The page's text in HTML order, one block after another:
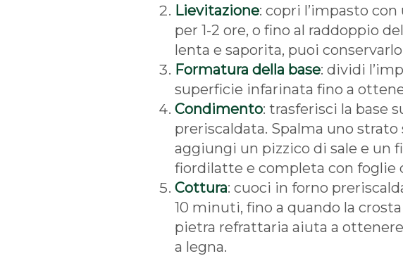
Lievitazione: copri l’impasto
per 1-2 ore, o fino al raddoppio
lenta e saporita, puoi
Formatura della base: dividi
superficie infarinata fino a
Condimento: trasferisci la base
preriscaldata. Spalma uno
aggiungi un pizzico di sale e un
fiordilatte e completa con foglie
Cottura: cuoci in forno
10 minuti, fino a quando la
pietra refrattaria aiuta a
a legna.